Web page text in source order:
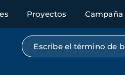
Proyectos Campaña
Búsqueda por texto